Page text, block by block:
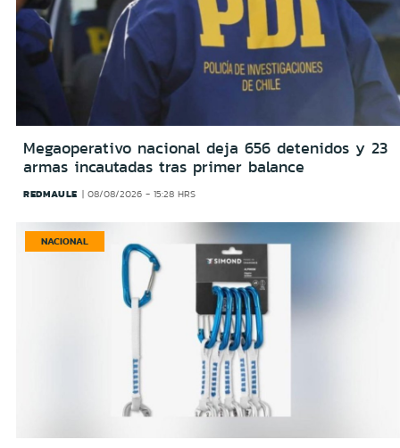
Megaoperativo nacional deja 656 detenidos y 23
armas incautadas tras primer balance
REDMAULE 08/08/2026 - 15:28 HRS
NACIONAL